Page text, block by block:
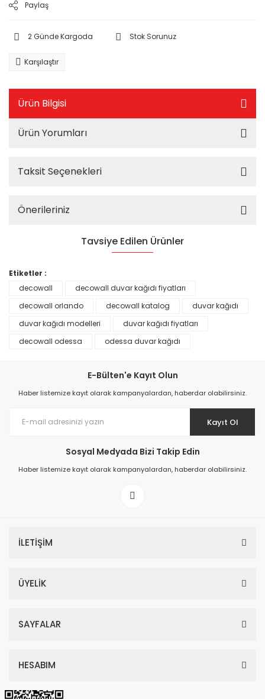
Paylaş
2 Günde Kargoda Stok Sorunuz
Karşılaştır
Ürün Bilgisi
Ürün Yorumları
Taksit Seçenekleri
Önerileriniz
Tavsiye Edilen Ürünler
Prime ArtDECO Duvar Kağıdı Tutkalı 500 gr
199,00 TL
Etiketler :
decowall
decowall duvar kağıdı fiyatları
decowall orlando
decowall katalog
duvar kağıdı
duvar kağıdı modelleri
duvar kağıdı fiyatları
decowall odessa
odessa duvar kağıdı
E-Bülten'e Kayıt Olun
Haber listemize kayıt olarak kampanyalardan, haberdar olabilirsiniz.
Kayıt Ol
Sosyal Medyada Bizi Takip Edin
Haber listemize kayıt olarak kampanyalardan, haberdar olabilirsiniz.
İLETİŞİM
ÜYELİK
SAYFALAR
HESABIM